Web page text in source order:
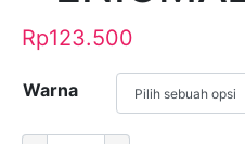
Rp123.500
Warna